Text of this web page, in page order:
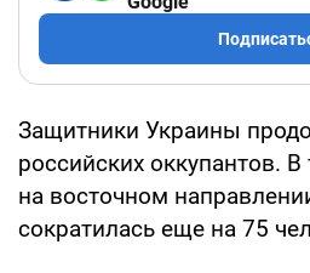
Защитники Украины
российских оккупантов. В
на восточном
сократилась еще на 75